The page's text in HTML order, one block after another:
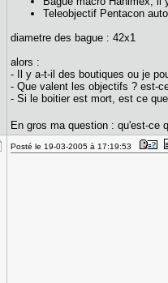
Teleobjectif Pentacon
diametre des bague : 42x1
alors :
- Il y a-t-il des boutiques ou je
- Que valent les objectifs ? est-
- Si le boitier est mort, est ce
En gros ma question : qu'est-ce
Posté le 19-03-2005 à 17:19:53